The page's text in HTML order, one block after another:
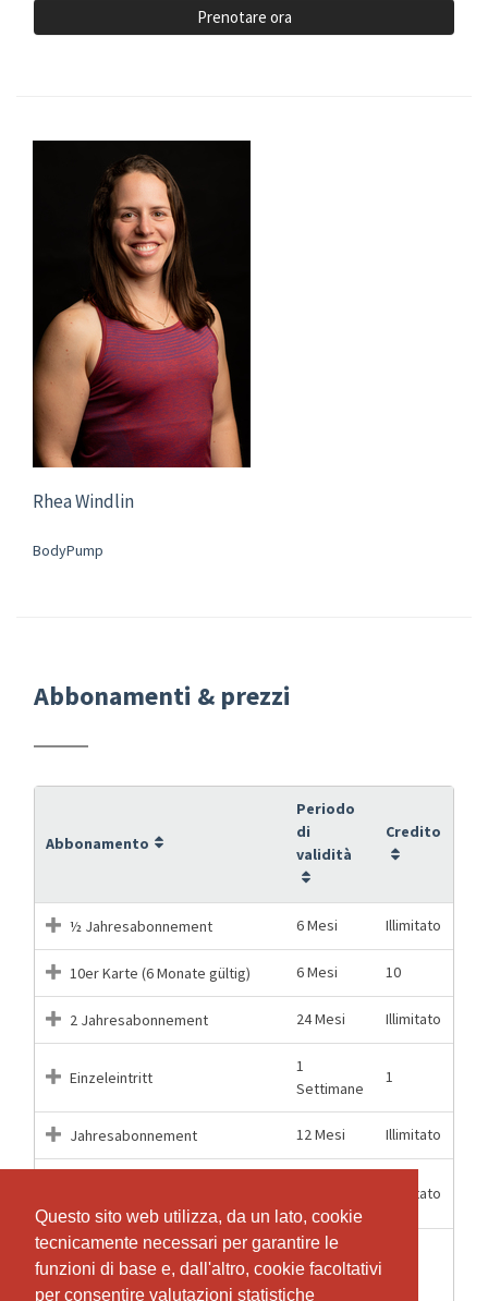
Questo sito web utilizza, da un lato, cookie
tecnicamente necessari per garantire le
funzioni di base e, dall'altro, cookie facoltativi
per consentire valutazioni statistiche
Questo sito web utilizza, da un lato, cookie
tecnicamente necessari per garantire le
funzioni di base e, dall'altro, cookie facoltativi
per consentire valutazioni statistiche
Prenotare ora
Rhea Windlin
BodyPump
Abbonamenti & prezzi
Abbonamento
Periodo
di
validità
Credito
½ Jahresabonnement 6 Mesi Illimitato
10er Karte (6 Monate gültig) 6 Mesi 10
2 Jahresabonnement 24 Mesi Illimitato
Einzeleintritt
1
Settimane
1
Jahresabonnement 12 Mesi Illimitato
(Gültig bis und mit 16 Jahren)
Illimitato
KIDS 10er Karte (6 Monate
gültig - Gültig bis und mit 16
6 Mesi